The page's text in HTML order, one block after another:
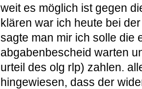
weit es möglich ist gegen
klären war ich heute bei
sagte man mir ich solle die
abgabenbescheid warten
urteil des olg rlp) zahlen.
hingewiesen, dass der